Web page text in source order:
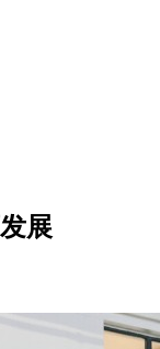
展